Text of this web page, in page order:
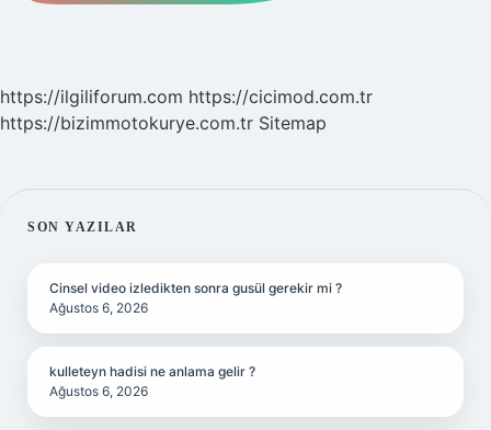
https://ilgiliforum.com https://cicimod.com.tr
https://bizimmotokurye.com.tr Sitemap
SIDEBAR
SON YAZILAR
Cinsel video izledikten sonra gusül gerekir mi ?
Ağustos 6, 2026
kulleteyn hadisi ne anlama gelir ?
Ağustos 6, 2026